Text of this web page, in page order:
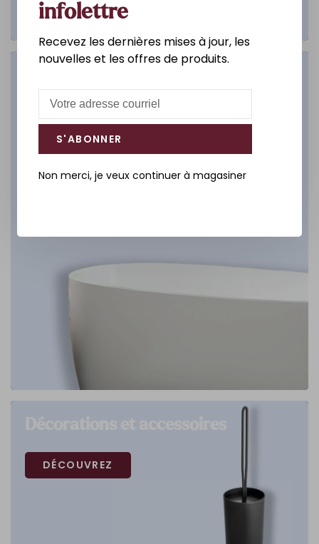
DÉCOUVREZ
DÉCOUVREZ
infolettre
Recevez les dernières mises à jour, les
nouvelles et les offres de produits.
S'ABONNER
Non merci, je veux continuer à magasiner